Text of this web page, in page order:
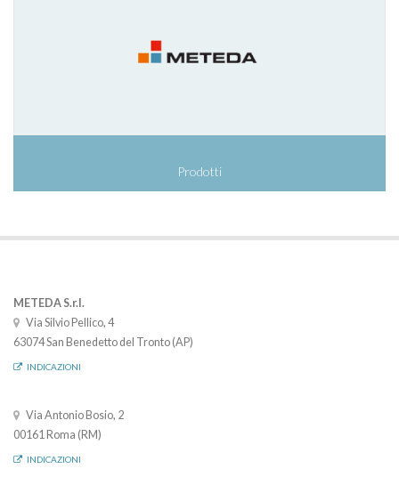
Prodotti
METEDA S.r.l.
Via Silvio Pellico, 4
63074 San Benedetto del Tronto (AP)
INDICAZIONI
Via Antonio Bosio, 2
00161 Roma (RM)
INDICAZIONI